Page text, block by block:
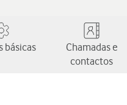
básicas
Chamadas e
contactos